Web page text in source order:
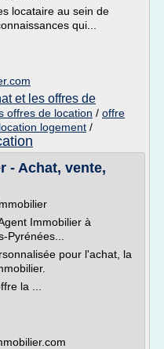
locataire au sein de
qui...
et les offres de
offres de location / offre
logement /
- Achat, vente,
Immobilier à
Pyrénées...
pour l'achat, la
la ...